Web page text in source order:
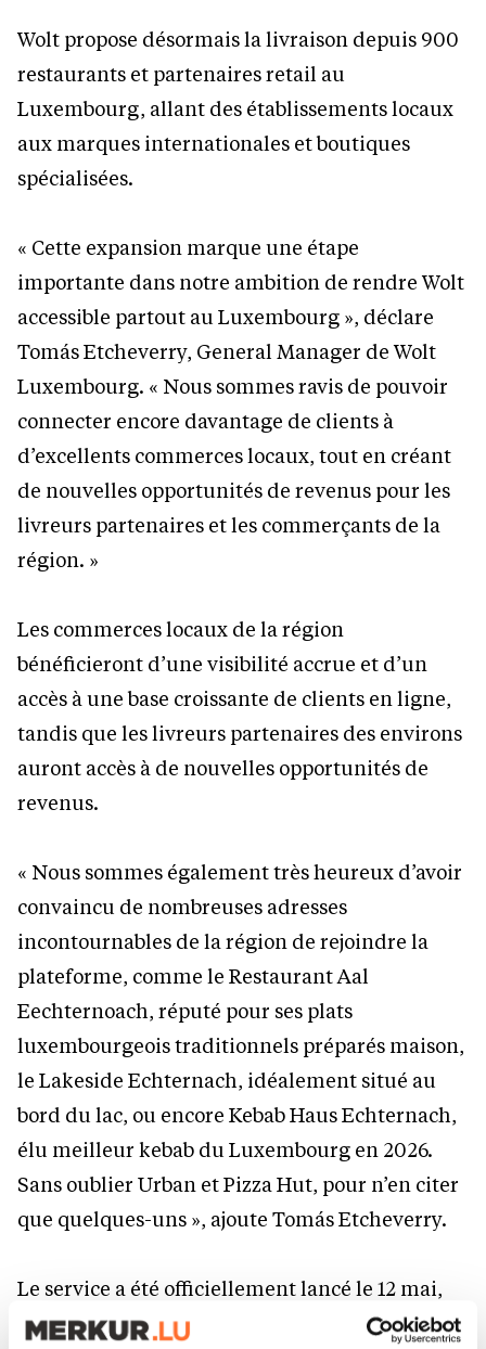
Wolt propose désormais la livraison depuis 900
restaurants et partenaires retail au
Luxembourg, allant des établissements locaux
aux marques internationales et boutiques
spécialisées.
« Cette expansion marque une étape
importante dans notre ambition de rendre Wolt
accessible partout au Luxembourg », déclare
Tomás Etcheverry, General Manager de Wolt
Luxembourg. « Nous sommes ravis de pouvoir
connecter encore davantage de clients à
d’excellents commerces locaux, tout en créant
de nouvelles opportunités de revenus pour les
livreurs partenaires et les commerçants de la
région. »
Les commerces locaux de la région
bénéficieront d’une visibilité accrue et d’un
accès à une base croissante de clients en ligne,
tandis que les livreurs partenaires des environs
auront accès à de nouvelles opportunités de
revenus.
« Nous sommes également très heureux d’avoir
convaincu de nombreuses adresses
incontournables de la région de rejoindre la
plateforme, comme le Restaurant Aal
Eechternoach, réputé pour ses plats
luxembourgeois traditionnels préparés maison,
le Lakeside Echternach, idéalement situé au
bord du lac, ou encore Kebab Haus Echternach,
élu meilleur kebab du Luxembourg en 2026.
Sans oublier Urban et Pizza Hut, pour n’en citer
que quelques-uns », ajoute Tomás Etcheverry.
Le service a été officiellement lancé le 12 mai,
avec 25 établissements locaux disponibles sur